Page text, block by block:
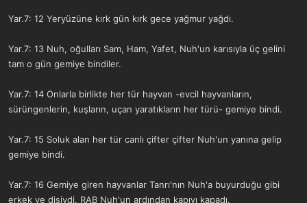
Yar.7: 12 Yeryüzüne kırk gün kırk gece yağmur yağdı.
Yar.7: 13 Nuh, oğulları Sam, Ham, Yafet, Nuh'un karısıyla üç gelini
tam o gün gemiye bindiler.
Yar.7: 14 Onlarla birlikte her tür hayvan -evcil hayvanların,
sürüngenlerin, kuşların, uçan yaratıkların her türü- gemiye bindi.
Yar.7: 15 Soluk alan her tür canlı çifter çifter Nuh'un yanına gelip
gemiye bindi.
Yar.7: 16 Gemiye giren hayvanlar Tanrı'nın Nuh'a buyurduğu gibi
erkek ve dişiydi. RAB Nuh'un ardından kapıyı kapadı.